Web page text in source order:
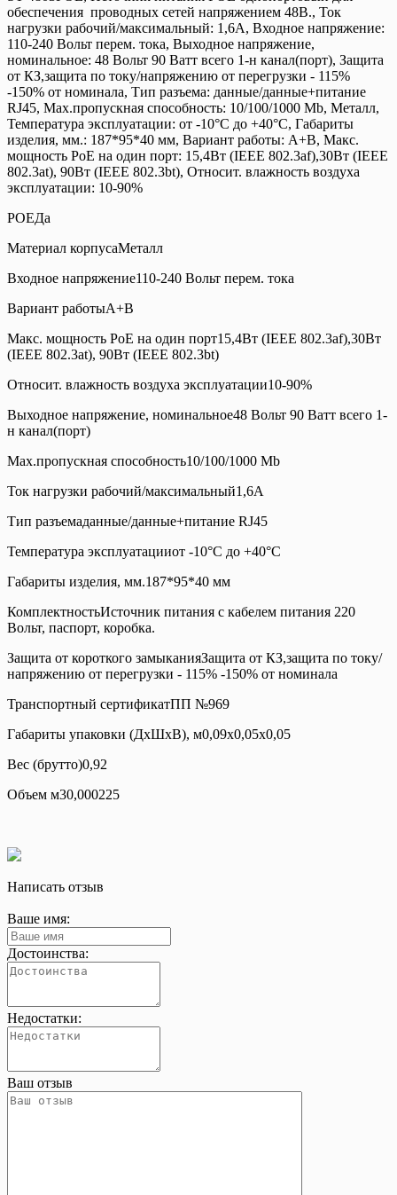
обеспечения проводных сетей напряжением 48В., Ток
нагрузки рабочий/максимальный: 1,6А, Входное напряжение:
110-240 Вольт перем. тока, Выходное напряжение,
номинальное: 48 Вольт 90 Ватт всего 1-н канал(порт), Защита
от КЗ,защита по току/напряжению от перегрузки - 115%
-150% от номинала, Тип разъема: данные/данные+питание
RJ45, Max.пропускная способность: 10/100/1000 Mb, Металл,
Температура эксплуатации: от -10°C до +40°C, Габариты
изделия, мм.: 187*95*40 мм, Вариант работы: А+В, Макс.
мощность PoE на один порт: 15,4Вт (IEEE 802.3af),30Вт (IEEE
802.3at), 90Вт (IEEE 802.3bt), Относит. влажность воздуха
эксплуатации: 10-90%
POEДа
Материал корпусаМеталл
Входное напряжение110-240 Вольт перем. тока
Вариант работыА+В
Макс. мощность PoE на один порт15,4Вт (IEEE 802.3af),30Вт
(IEEE 802.3at), 90Вт (IEEE 802.3bt)
Относит. влажность воздуха эксплуатации10-90%
Выходное напряжение, номинальное48 Вольт 90 Ватт всего 1-
н канал(порт)
Max.пропускная способность10/100/1000 Mb
Ток нагрузки рабочий/максимальный1,6А
Тип разъемаданные/данные+питание RJ45
Температура эксплуатацииот -10°C до +40°C
Габариты изделия, мм.187*95*40 мм
КомплектностьИсточник питания с кабелем питания 220
Вольт, паспорт, коробка.
Защита от короткого замыканияЗащита от КЗ,защита по току/
напряжению от перегрузки - 115% -150% от номинала
Транспортный сертификатПП №969
Габариты упаковки (ДхШхВ), м0,09x0,05x0,05
Вес (брутто)0,92
Объем м30,000225
Написать отзыв
Ваше имя:
Достоинства:
Недостатки:
Ваш отзыв